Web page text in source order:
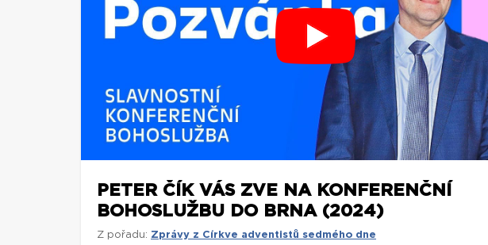
PETER ČÍK VÁS ZVE NA KONFERENČNÍ
BOHOSLUŽBU DO BRNA (2024)
Z pořadu: Zprávy z Církve adventistů sedmého dne